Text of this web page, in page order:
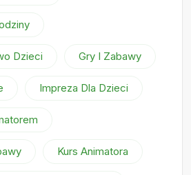
Dzieci Gry I Zabawy
Impreza Dla Dzieci
Kurs Animatora